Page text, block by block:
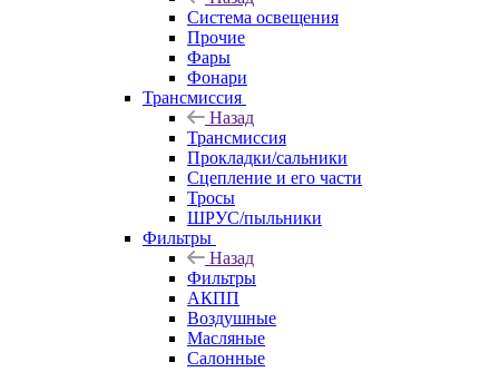
Система освещения
Прочие
Фары
Фонари
Трансмиссия
Назад
Трансмиссия
Прокладки/сальники
Сцепление и его части
Тросы
ШРУС/пыльники
Фильтры
Назад
Фильтры
АКПП
Воздушные
Масляные
Салонные